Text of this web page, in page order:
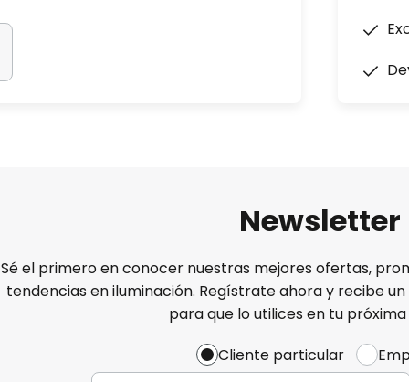
Newsletter
Sé el primero en conocer nuestras mejores ofertas,
tendencias en iluminación. Regístrate ahora y recibe un
para que lo utilices en tu
Cliente particular